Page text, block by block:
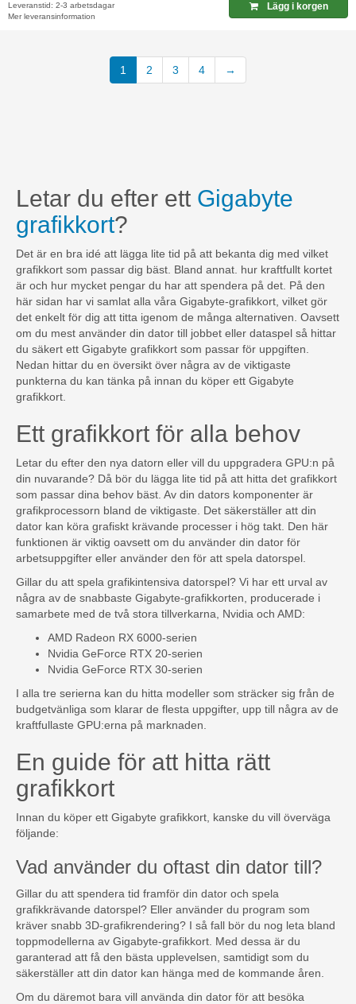
Leveranstid: 2-3 arbetsdagar
Mer leveransinformation
Lägg i korgen
1 (current)
2 3 4 →
Letar du efter ett Gigabyte
grafikkort?
Det är en bra idé att lägga lite tid på att bekanta dig med vilket
grafikkort som passar dig bäst. Bland annat. hur kraftfullt kortet
är och hur mycket pengar du har att spendera på det. På den
här sidan har vi samlat alla våra Gigabyte-grafikkort, vilket gör
det enkelt för dig att titta igenom de många alternativen. Oavsett
om du mest använder din dator till jobbet eller dataspel så hittar
du säkert ett Gigabyte grafikkort som passar för uppgiften.
Nedan hittar du en översikt över några av de viktigaste
punkterna du kan tänka på innan du köper ett Gigabyte
grafikkort.
Ett grafikkort för alla behov
Letar du efter den nya datorn eller vill du uppgradera GPU:n på
din nuvarande? Då bör du lägga lite tid på att hitta det grafikkort
som passar dina behov bäst. Av din dators komponenter är
grafikprocessorn bland de viktigaste. Det säkerställer att din
dator kan köra grafiskt krävande processer i hög takt. Den här
funktionen är viktig oavsett om du använder din dator för
arbetsuppgifter eller använder den för att spela datorspel.
Gillar du att spela grafikintensiva datorspel? Vi har ett urval av
några av de snabbaste Gigabyte-grafikkorten, producerade i
samarbete med de två stora tillverkarna, Nvidia och AMD:
AMD Radeon RX 6000-serien
Nvidia GeForce RTX 20-serien
Nvidia GeForce RTX 30-serien
I alla tre serierna kan du hitta modeller som sträcker sig från de
budgetvänliga som klarar de flesta uppgifter, upp till några av de
kraftfullaste GPU:erna på marknaden.
En guide för att hitta rätt
grafikkort
Innan du köper ett Gigabyte grafikkort, kanske du vill överväga
följande:
Vad använder du oftast din dator till?
Gillar du att spendera tid framför din dator och spela
grafikkrävande datorspel? Eller använder du program som
kräver snabb 3D-grafikrendering? I så fall bör du nog leta bland
toppmodellerna av Gigabyte-grafikkort. Med dessa är du
garanterad att få den bästa upplevelsen, samtidigt som du
säkerställer att din dator kan hänga med de kommande åren.
Om du däremot bara vill använda din dator för att besöka